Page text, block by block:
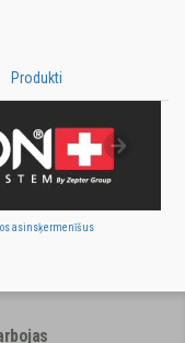
Produkti
asinsķermenīšus